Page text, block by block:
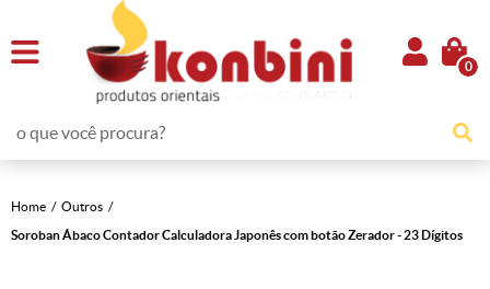
0
Home
Outros
Soroban Ábaco Contador Calculadora Japonês com botão Zerador - 23 Dígitos